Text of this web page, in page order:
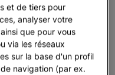
et de tiers pour
analyser votre
que pour vous
via les réseaux
sur la base d'un profil
navigation (par ex.